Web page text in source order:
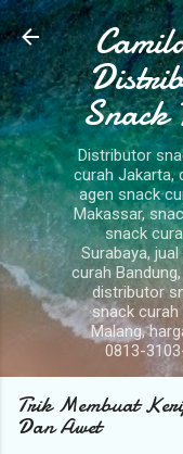
Snack
Distributor
curah Jakarta,
agen snack
Makassar,
snack
Surabaya,
curah
distributor
snack
Malang,
0813-
Trik Membuat
Dan Awet